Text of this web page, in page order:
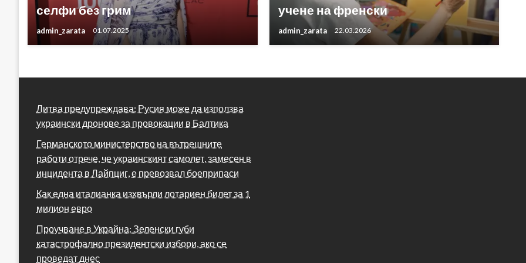
селфи без грим
admin_zarata 01.07.2025
учене на френски
admin_zarata 22.03.2026
Литва предупреждава: Русия може да използва
украински дронове за провокации в Балтика
Германското министерство на вътрешните
работи отрече, че украинският самолет, замесен в
инцидента в Лайпциг, е превозвал боеприпаси
Как една италианка изхвърли лотариен билет за 1
милион евро
Проучване в Украйна: Зеленски губи
катастрофално президентски избори, ако се
проведат днес